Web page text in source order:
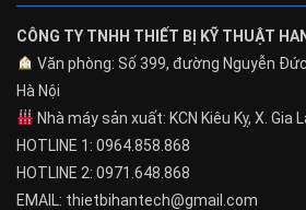
CÔNG TY TNHH THIẾT BỊ KỸ THUẬT
Văn phòng: Số 399, đường Nguyễn
Hà Nội
Nhà máy sản xuất: KCN Kiêu Kỵ, X. Gia
HOTLINE 1: 0964.858.868
HOTLINE 2: 0971.648.868
EMAIL: thietbihantech@gmail.com